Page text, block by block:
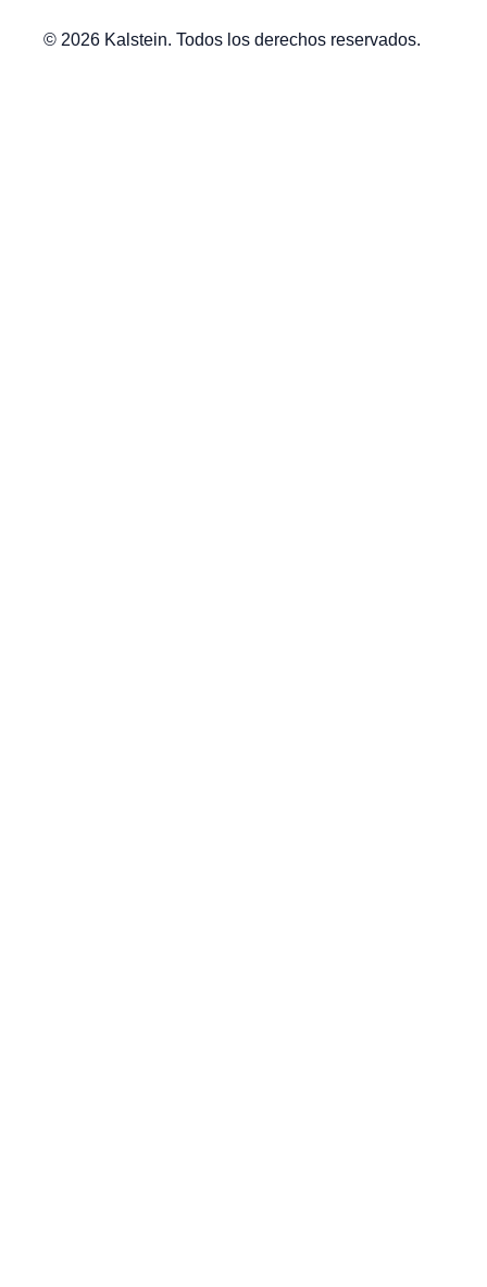
© 2026 Kalstein. Todos los derechos reservados.